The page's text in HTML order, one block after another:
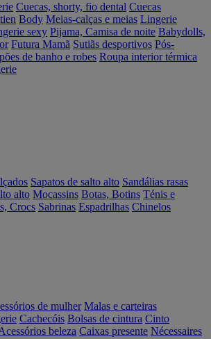
Cuecas, shorty, fio dental Cuecas
Body Meias-calças e meias Lingerie
sexy Pijama, Camisa de noite Babydolls,
Futura Mamã Sutiãs desportivos Pós-
de banho e robes Roupa interior térmica
Sapatos de salto alto Sandálias rasas
alto Mocassins Botas, Botins Ténis e
Crocs Sabrinas Espadrilhas Chinelos
de mulher Malas e carteiras
Cachecóis Bolsas de cintura Cinto
beleza Caixas presente Nécessaires